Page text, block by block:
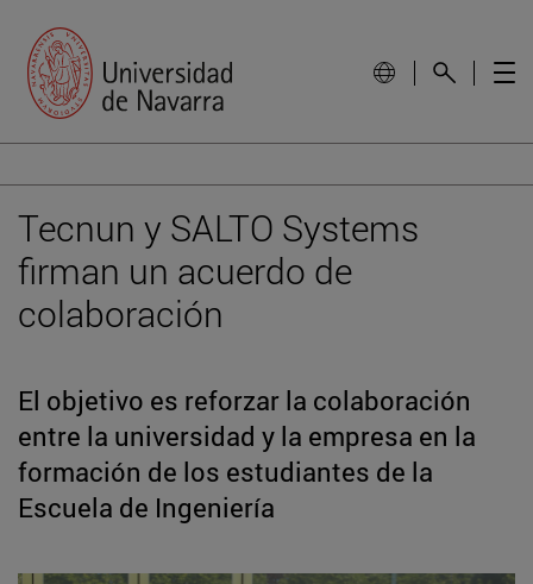
Tecnun y SALTO Systems
firman un acuerdo de
colaboración
El objetivo es reforzar la colaboración
entre la universidad y la empresa en la
formación de los estudiantes de la
Escuela de Ingeniería